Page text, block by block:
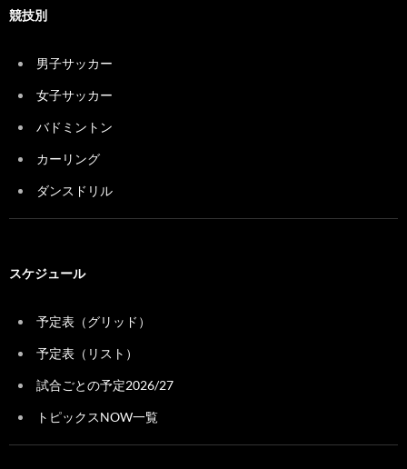
競技別
男子サッカー
女子サッカー
バドミントン
カーリング
ダンスドリル
スケジュール
予定表（グリッド）
予定表（リスト）
試合ごとの予定2026/27
トピックスNOW一覧